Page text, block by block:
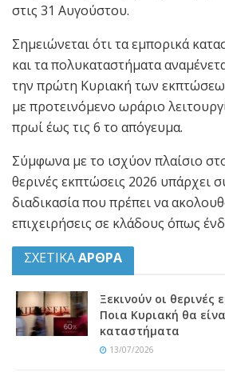
στις 31 Αυγούστου.
Σημειώνεται ότι τα εμπορικά
και τα πολυκαταστήματα
την πρώτη Κυριακή των
με προτεινόμενο ωράριο
πρωί έως τις 6 το απόγευμα.
Σύμφωνα με το ισχύον πλαίσιο
θερινές εκπτώσεις 2026 υπάρχει
διαδικασία που πρέπει να
επιχειρήσεις σε κλάδους όπως
ΣΧΕΤΙΚΑΑΡΘΡΑ
Ξεκινούν οι θερινές
Ποια Κυριακή θα
καταστήματα
13/07/2026